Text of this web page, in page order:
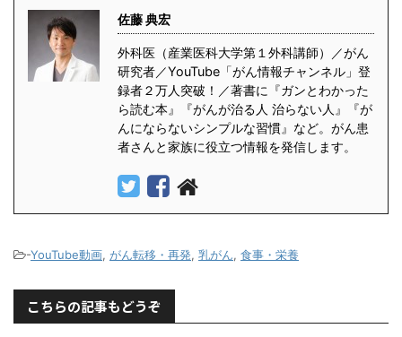
佐藤 典宏
外科医（産業医科大学第１外科講師）／がん
研究者／YouTube「がん情報チャンネル」登
録者２万人突破！／著書に『ガンとわかった
ら読む本』『がんが治る人 治らない人』『が
んにならないシンプルな習慣』など。がん患
者さんと家族に役立つ情報を発信します。
-YouTube動画, がん転移・再発, 乳がん, 食事・栄養
こちらの記事もどうぞ